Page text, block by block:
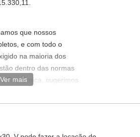
que nossos
e com todo o
na maioria dos
dentro das normas
Econômica, sugerimos
Ver mais